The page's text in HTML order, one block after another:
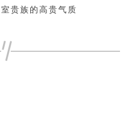
室 贵族 的 高 贵气 质